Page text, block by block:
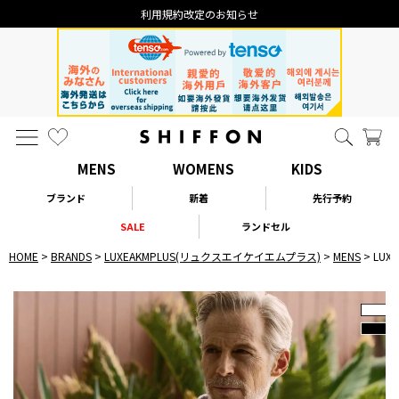
利用規約改定のお知らせ
MENS WOMENS KIDS
ブランド 新着
先行予約
SALE
ランドセル
HOME BRANDS LUXEAKMPLUS(リュクスエイケイエムプラス) MENS